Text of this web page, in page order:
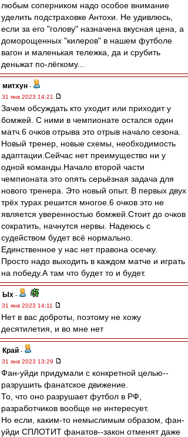
любым соперником надо особое внимание
уделить подстраховке Антохи. Не удивлюсь,
если за его "голову" назначена вкусная цена, а
доморощенных "килеров" в нашем футболе
вагон и маленькая тележка, да и срубить
деньжат по-лёгкому...
митхун -
31 янв 2023 14:21
Зачем обсуждать кто уходит или приходит у
бомжей. С ними в чемпионате остался один
матч.6 очков отрыва это отрыв начало сезона.
Новый тренер, новые схемы, необходимость
адаптации.Сейчас нет преимущество ни у
одной команды.Начало второй части
чемпионата это опять серьёзная задача для
нового тренера. Это новый опыт. В первых двух
трёх турах решится многое.6 очков это не
является уверенностью бомжей.Стоит до очков
сократить, начнутся нервы. Надеюсь с
судейством будет всё нормально.
Единственное у нас нет правона осечку.
Просто надо выходить в каждом матче и играть
на победу.А там что будет то и будет.
Ых -
31 янв 2023 14:11
Нет в вас доброты, поэтому не хожу
десятилетия, и во мне нет
Край -
31 янв 2023 13:29
Фан-уйди придумали с конкретной целью--
разрушить фанатское движение.
То, что оно разрушает футбол в РФ,
разработчиков вообще не интересует.
Но если, каким-то немыслимым образом, фан-
уйди СПЛОТИТ фанатов--закон отменят даже